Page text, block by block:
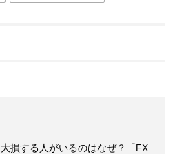
損する人がいるのはなぜ？「FX